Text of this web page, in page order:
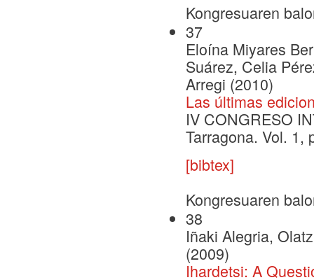
Kongresuaren
37
Eloína Miyares
Suárez, Celia
Arregi (2010)
Las últimas
IV CONGRESO
Tarragona. Vol. 1,
[bibtex]
Kongresuaren
38
Iñaki Alegria,
(2009)
Ihardetsi: A